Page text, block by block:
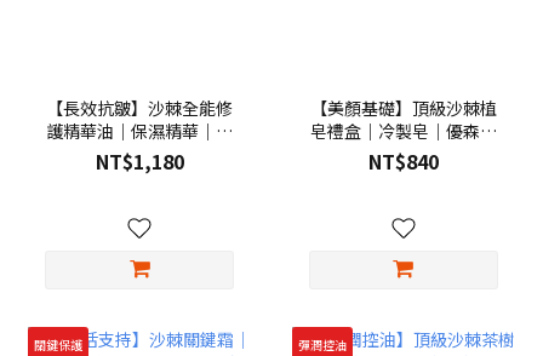
【長效抗皺】沙棘全能修
護精華油｜保濕精華｜優
森泰ALTAIS
NT$1,180
【美顏基礎】頂級沙棘植
皂禮盒｜冷製皂｜優森泰
ALTAIS
NT$840
關鍵保護 彈潤控油